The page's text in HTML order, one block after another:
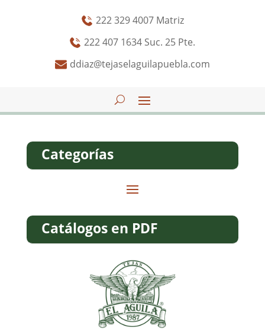
222 329 4007 Matriz
222 407 1634 Suc. 25 Pte.
ddiaz@tejaselaguilapuebla.com
Categorías
Catálogos en PDF